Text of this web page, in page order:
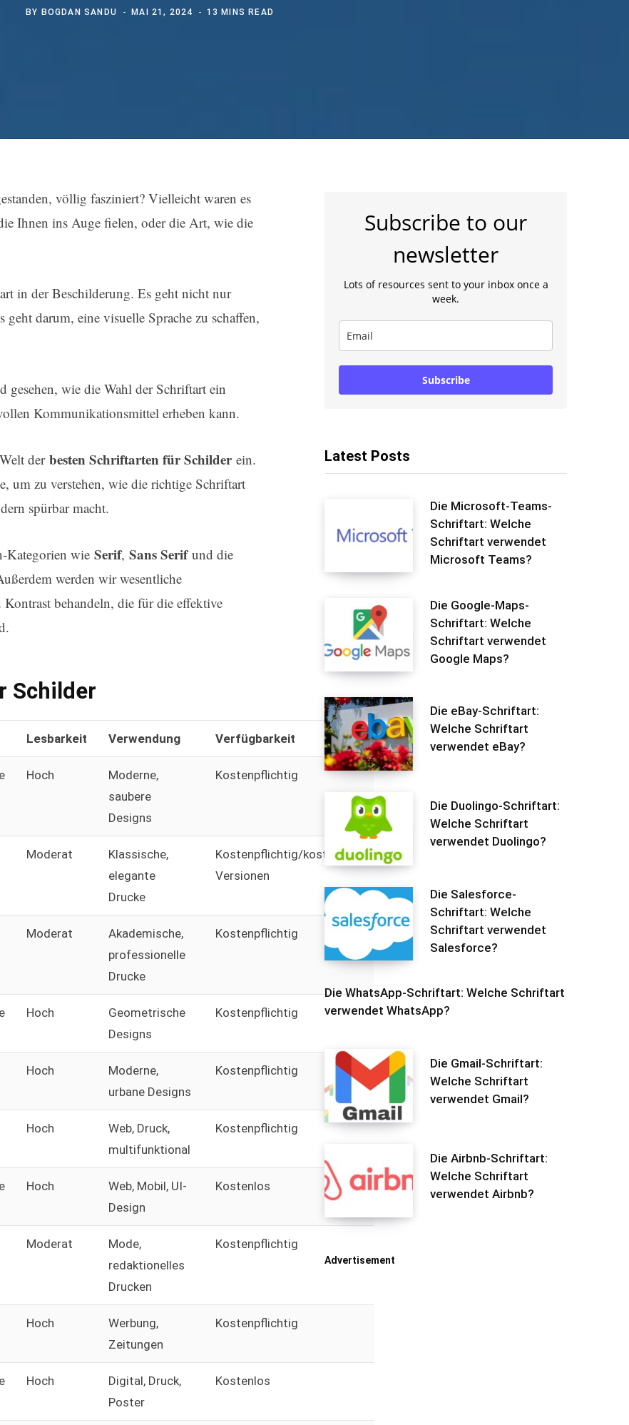
BY BOGDAN SANDU MAI 21, 2024 13 MINS READ
völlig fasziniert? Vielleicht waren es
Ihnen ins Auge fielen, oder die Art, wie die
in der Beschilderung. Es geht nicht nur
geht darum, eine visuelle Sprache zu schaffen,
gesehen, wie die Wahl der Schriftart ein
Kommunikationsmittel erheben kann.
der besten Schriftarten für Schilderein.
um zu verstehen, wie die richtige Schriftart
spürbar macht.
Kategorien wie Serif, Sans Serifund die
werden wir wesentliche
behandeln, die für die effektive
Schilder
Lesbarkeit Verwendung Verfügbarkeit
Hoch
Moderne,
saubere
Designs
Kostenpflichtig
Moderat
Klassische,
elegante
Drucke
Kostenpflichtig/kostenlose
Versionen
Moderat
Akademische,
professionelle
Drucke
Kostenpflichtig
Hoch
Geometrische
Designs
Kostenpflichtig
Hoch
Moderne,
urbane Designs
Kostenpflichtig
Hoch
Web, Druck,
multifunktional
Kostenpflichtig
Hoch
Web, Mobil, UI-
Design
Kostenlos
Moderat
Mode,
redaktionelles
Drucken
Kostenpflichtig
Hoch
Werbung,
Zeitungen
Kostenpflichtig
Hoch
Digital, Druck,
Poster
Kostenlos
Subscribe to our
newsletter
Lots of resources sent to your inbox once a
week.
Subscribe
Latest Posts
Die Microsoft-Teams-
Schriftart: Welche
Schriftart verwendet
Microsoft Teams?
Die Google-Maps-
Schriftart: Welche
Schriftart verwendet
Google Maps?
Die eBay-Schriftart:
Welche Schriftart
verwendet eBay?
Die Duolingo-Schriftart:
Welche Schriftart
verwendet Duolingo?
Die Salesforce-
Schriftart: Welche
Schriftart verwendet
Salesforce?
Die WhatsApp-Schriftart: Welche Schriftart
verwendet WhatsApp?
Die Gmail-Schriftart:
Welche Schriftart
verwendet Gmail?
Die Airbnb-Schriftart:
Welche Schriftart
verwendet Airbnb?
Advertisement